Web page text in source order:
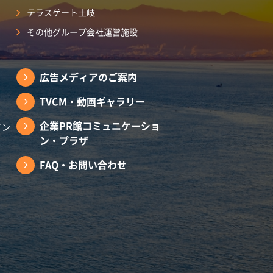
テラスゲート土岐
その他グループ会社運営施設
広告メディアのご案内
TVCM・動画ギャラリー
企業PR館コミュニケーショ
ン・プラザ
FAQ・お問い合わせ